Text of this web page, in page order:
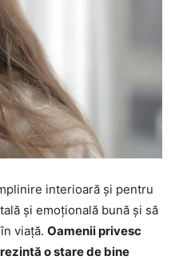
interioară și pentru
și emoțională bună și să
viață. Oamenii privesc
o stare de bine